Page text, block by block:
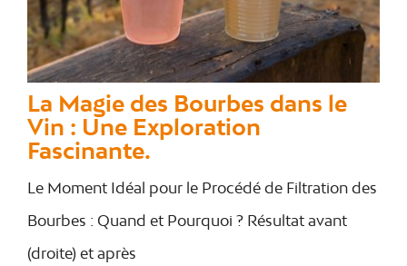
La Magie des Bourbes dans le
Vin : Une Exploration
Fascinante.
Le Moment Idéal pour le Procédé de Filtration des
Bourbes : Quand et Pourquoi ? Résultat avant
(droite) et après